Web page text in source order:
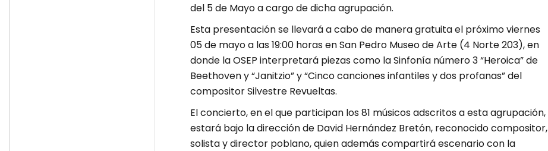
del 5 de Mayo a cargo de dicha agrupación.
Esta presentación se llevará a cabo de manera gratuita el próximo viernes
05 de mayo a las 19:00 horas en San Pedro Museo de Arte (4 Norte 203), en
donde la OSEP interpretará piezas como la Sinfonía número 3 “Heroica” de
Beethoven y “Janitzio” y “Cinco canciones infantiles y dos profanas” del
compositor Silvestre Revueltas.
El concierto, en el que participan los 81 músicos adscritos a esta agrupación,
estará bajo la dirección de David Hernández Bretón, reconocido compositor,
solista y director poblano, quien además compartirá escenario con la